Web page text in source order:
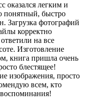
оказался легким и
понятный, быстро
Загрузка фотографий
корректно
на все
Изготовление
книга пришла очень
блестящее!
изображения, просто
всем, кто